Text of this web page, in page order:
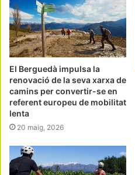
El Berguedà impulsa la
renovació de la seva xarxa de
camins per convertir-se en
referent europeu de mobilitat
lenta
20 maig, 2026